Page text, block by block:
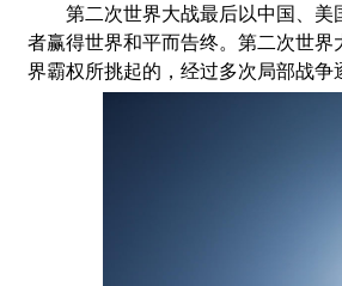
第二次世界大战最后以中国、
者赢得世界和平而告终。第二次世
界霸权所挑起的，经过多次局部战